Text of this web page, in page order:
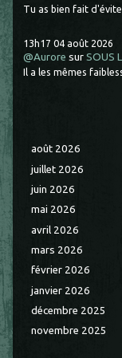
Tu as bien fait
13h17 04 août 2026
@Aurore surSOUS
Il a les mêmes
août 2026
juillet 2026
juin 2026
mai 2026
avril 2026
mars 2026
février 2026
janvier 2026
décembre 2025
novembre 2025